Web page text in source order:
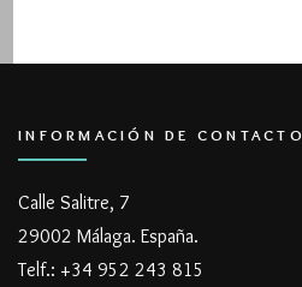
INFORMACIÓN DE CONTACTO
Calle Salitre, 7
29002 Málaga. España.
Telf.: +34 952 243 815